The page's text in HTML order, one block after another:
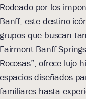
Rodeado por los
Banff, este destino
grupos que buscan
Fairmont Banff
Rocosas”, ofrece lujo
espacios diseñados
familiares hasta